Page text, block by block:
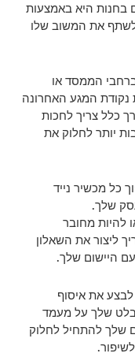
בחנות היא באמצעות
את המשוב שלו
הממסד או
נקודת המגע האחרונה
כלל צריך לחכות
יותר לחלוק את
כל מכשיר נייד
שלך.
להיות מחובר
ליצור את השאלון
עם היישום שלך.
את איסוף
שלך על מעמד
שלך להתחיל לחלוק